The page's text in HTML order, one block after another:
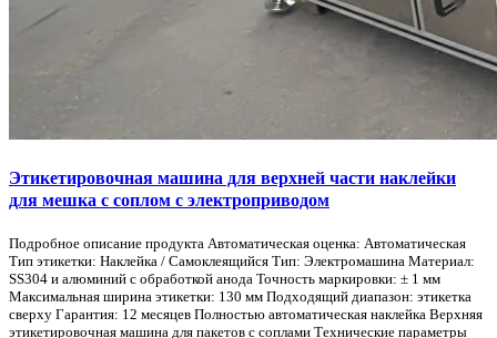
Этикетировочная машина для верхней части наклейки
для мешка с соплом с электроприводом
Подробное описание продукта Автоматическая оценка: Автоматическая
Тип этикетки: Наклейка / Самоклеящийся Тип: Электромашина Материал:
SS304 и алюминий с обработкой анода Точность маркировки: ± 1 мм
Максимальная ширина этикетки: 130 мм Подходящий диапазон: этикетка
сверху Гарантия: 12 месяцев Полностью автоматическая наклейка Верхняя
этикетировочная машина для пакетов с соплами Технические параметры